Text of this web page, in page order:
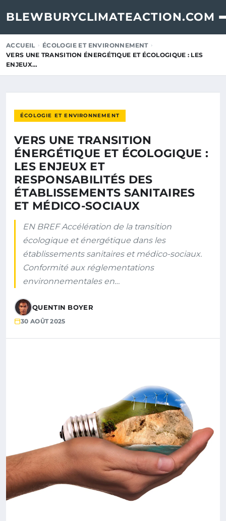
BLEWBURYCLIMATEACTION.COM
ACCUEIL
ÉCOLOGIE ET ENVIRONNEMENT
VERS UNE TRANSITION ÉNERGÉTIQUE ET ÉCOLOGIQUE : LES
ENJEUX…
ÉCOLOGIE ET ENVIRONNEMENT
VERS UNE TRANSITION
ÉNERGÉTIQUE ET ÉCOLOGIQUE :
LES ENJEUX ET
RESPONSABILITÉS DES
ÉTABLISSEMENTS SANITAIRES
ET MÉDICO-SOCIAUX
EN BREF Accélération de la transition
écologique et énergétique dans les
établissements sanitaires et médico-sociaux.
Conformité aux réglementations
environnementales en…
QUENTIN BOYER
30 AOÛT 2025